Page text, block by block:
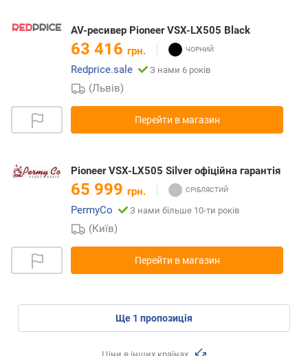
AV-ресивер Pioneer VSX-LX505 Black
63 416 грн.
Redprice.sale
З нами 6 років
(Львів)
Перейти в магазин
Pioneer VSX-LX505 Silver офіційна гарантія
65 999 грн.
PermyCo
З нами більше 10-ти років
(Київ)
Перейти в магазин
ще 1 пропозиція